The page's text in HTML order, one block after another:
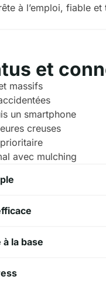
à l’emploi, fiable et
et
massifs
un smartphone
creuses
avec mulching
la base